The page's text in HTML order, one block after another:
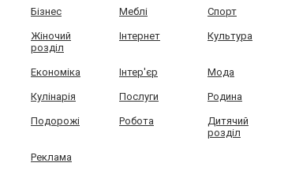
Бізнес Меблі Спорт
Жіночий
розділ
Інтернет Культура
Економіка Інтер'єр Мода
Кулінарія Послуги Родина
Подорожі Робота
Дитячий
розділ
Реклама